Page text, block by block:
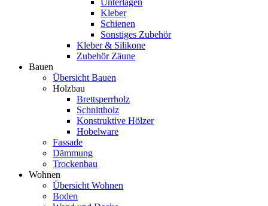
Kleber
Schienen
Sonstiges Zubehör
Kleber & Silikone
Zubehör Zäune
Bauen
Übersicht Bauen
Holzbau
Brettsperrholz
Schnittholz
Konstruktive Hölzer
Hobelware
Fassade
Dämmung
Trockenbau
Wohnen
Übersicht Wohnen
Boden